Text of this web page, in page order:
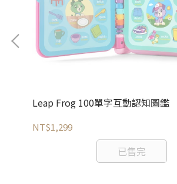
Leap Frog 100單字互動認知圖鑑
NT$1,299
已售完